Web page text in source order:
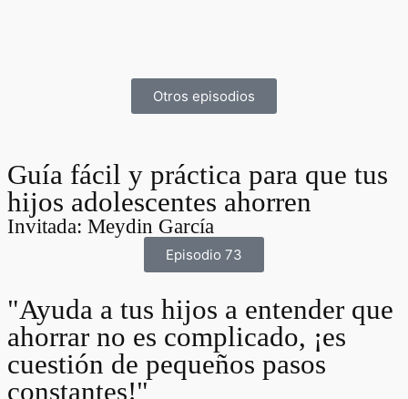
Otros episodios
Guía fácil y práctica para que tus
hijos adolescentes ahorren
Invitada: Meydin García
Episodio 73
"Ayuda a tus hijos a entender que
ahorrar no es complicado, ¡es
cuestión de pequeños pasos
constantes!"